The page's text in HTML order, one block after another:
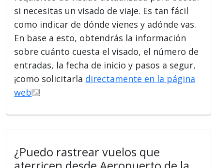
si necesitas un visado de viaje. Es tan fácil
como indicar de dónde vienes y adónde vas.
En base a esto, obtendrás la información
sobre cuánto cuesta el visado, el número de
entradas, la fecha de inicio y pasos a segur,
¡como solicitarla directamente en la página
web
!
¿Puedo rastrear vuelos que